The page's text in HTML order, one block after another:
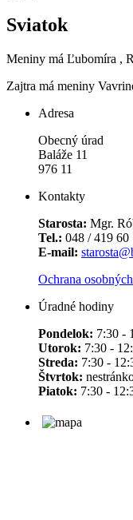
Sviatok
Meniny má Ľubomíra ,
Zajtra má meniny
Adresa
Obecný úrad
Baláže 11
976 11
Kontakty
Starosta: Mgr.
Tel.: 048 / 419 60
E-mail:
Ochrana
Úradné hodiny
Pondelok: 7:30 -
Utorok: 7:30 -
Streda: 7:30 -
Štvrtok:
Piatok: 7:30 -